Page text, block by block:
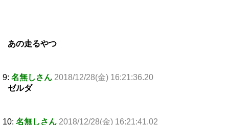
あの走るやつ
9: 名無しさん 2018/12/28(金) 16:21:36.20
ゼルダ
10: 名無しさん 2018/12/28(金) 16:21:41.02